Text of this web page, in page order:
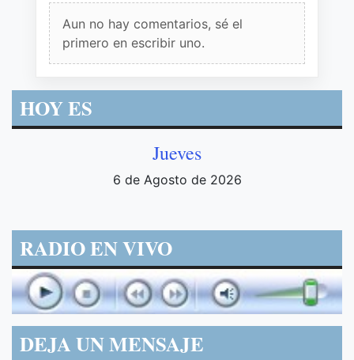
Aun no hay comentarios, sé el
primero en escribir uno.
HOY ES
Jueves
6 de Agosto de 2026
RADIO EN VIVO
DEJA UN MENSAJE